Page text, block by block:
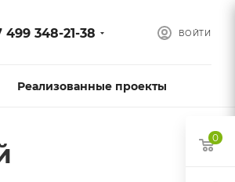
ВОЙТИ
499 348-21-38
Реализованные проекты
0